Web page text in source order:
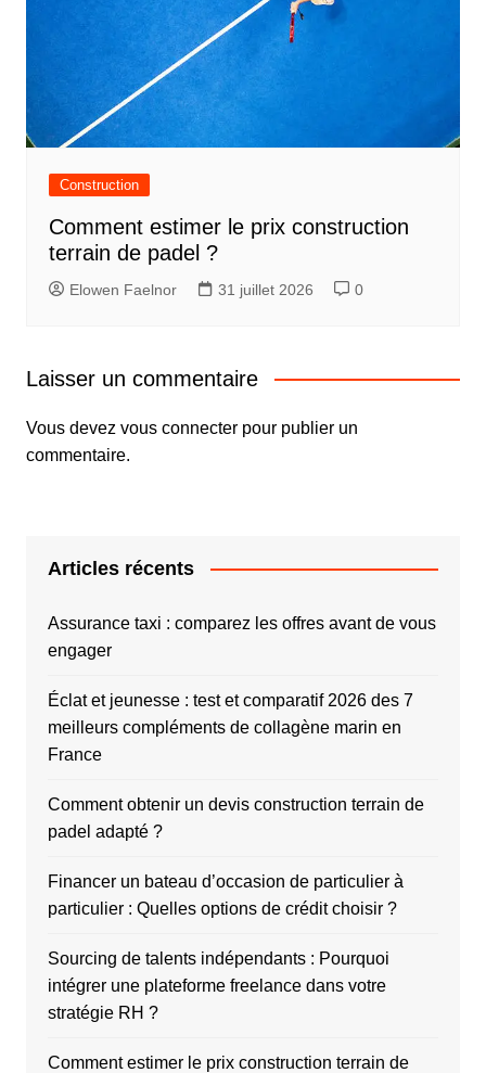
Construction
Comment estimer le prix construction
terrain de padel ?
Elowen Faelnor 31 juillet 2026 0
Laisser un commentaire
Vous devez vous connecterpour publier un
commentaire.
Articles récents
Assurance taxi : comparez les offres avant de vous
engager
Éclat et jeunesse : test et comparatif 2026 des 7
meilleurs compléments de collagène marin en
France
Comment obtenir un devis construction terrain de
padel adapté ?
Financer un bateau d’occasion de particulier à
particulier : Quelles options de crédit choisir ?
Sourcing de talents indépendants : Pourquoi
intégrer une plateforme freelance dans votre
stratégie RH ?
Comment estimer le prix construction terrain de